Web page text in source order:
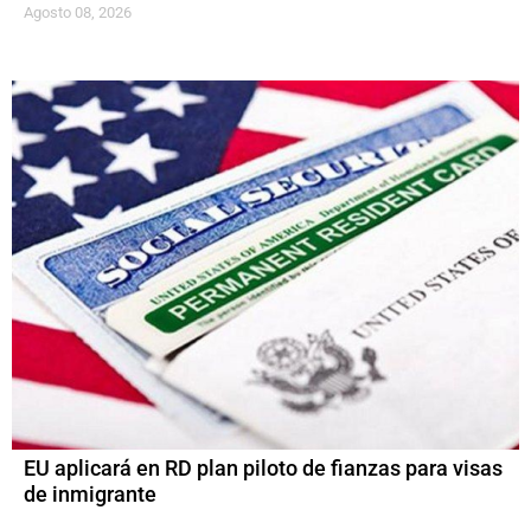
Agosto 08, 2026
EU aplicará en RD plan piloto de fianzas para visas
de inmigrante